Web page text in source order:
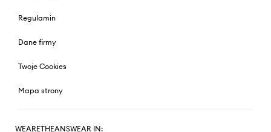
Regulamin
Dane firmy
Twoje Cookies
Mapa strony
WEARETHEANSWEAR IN: